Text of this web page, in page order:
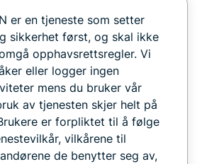
er en tjeneste som setter
sikkerhet først, og skal ikke
opphavsrettsregler. Vi
eller logger ingen
mens du bruker vår
av tjenesten skjer helt på
er forpliktet til å følge
vilkårene til
de benytter seg av,